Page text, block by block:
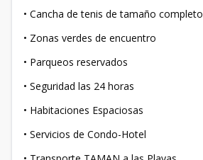
• Cancha de tenis de tamaño completo
• Zonas verdes de encuentro
• Parqueos reservados
• Seguridad las 24 horas
• Habitaciones Espaciosas
• Servicios de Condo-Hotel